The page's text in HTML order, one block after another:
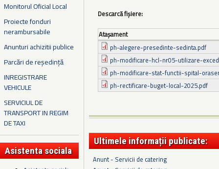
Monitorul Oficial Local
Proiecte fonduri
nerambursabile
Anunturi achizitii publice
Parcări de reședință
INREGISTRARE
VEHICULE
SERVICIUL DE
TRANSPORT IN REGIM
DE TAXI
Asistenta sociala
Descarcă fișiere:
Ataşament
ph-alegere-presedinte-sedinta.pdf
ph-modificare-hcl-nr05-utilizare-
ph-modificare-stat-functii-spital-
ph-rectificare-buget-local-2025.pdf
Ultimele informații publicate:
Anunt - Servicii de catering